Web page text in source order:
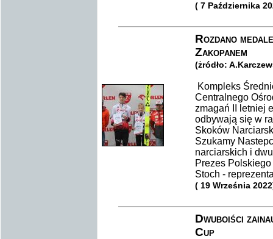
( 7 Października
Rozdano
Zakopanem
(żródło:
Kompleks
Centralnego
zmagań II letniej
odbywają się w
Skoków
Szukamy
narciarskich i
Prezes
Stoch -
( 19 Września
Dwuboiści
Cup